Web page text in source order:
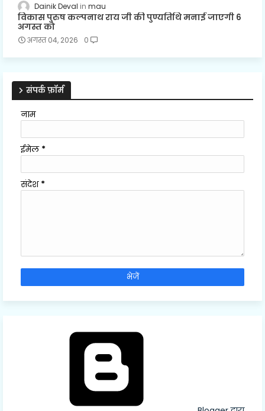
Dainik Deval mau
विकास पुरुष कल्पनाथ राय जी की पुण्यतिथि मनाई जाएगी 6
अगस्त को
अगस्त 04, 2026 0
संपर्क फ़ॉर्म
नाम
ईमेल *
संदेश *